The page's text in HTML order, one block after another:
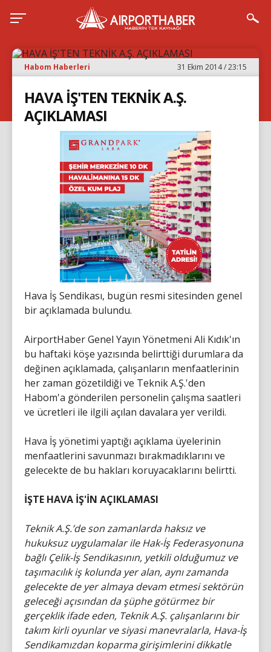
Habom Haberleri 31 Ekim 2014 / 23:15
HAVA İŞ'TEN TEKNİK A.Ş.
AÇIKLAMASI
Hava İş Sendikası, bugün resmi sitesinden genel
bir açıklamada bulundu.
AirportHaber Genel Yayın Yönetmeni Ali Kıdık'ın
bu haftaki köşe yazısında belirttiği durumlara da
değinen açıklamada, çalışanların menfaatlerinin
her zaman gözetildiği ve Teknik A.Ş.'den
Habom'a gönderilen personelin çalışma saatleri
ve ücretleri ile ilgili açılan davalara yer verildi.
Hava İş yönetimi yaptığı açıklama üyelerinin
menfaatlerini savunmazı bırakmadıklarını ve
gelecekte de bu hakları koruyacaklarını belirtti.
İŞTE HAVA İŞ'İN AÇIKLAMASI
Teknik A.Ş.’de son zamanlarda haksız ve
hukuksuz uygulamalar ile Hak-İş Federasyonuna
bağlı Çelik-İş Sendikasının, yetkili olduğumuz ve
taşımacılık iş kolunda yer alan, aynı zamanda
gelecekte de yer almaya devam etmesi sektörün
geleceği açısından da şüphe götürmez bir
gerçeklik ifade eden, Teknik A.Ş. çalışanlarını bir
takım kirli oyunlar ve siyasi manevralarla, Hava-İş
Sendikamızdan koparma girişimlerini dikkatle